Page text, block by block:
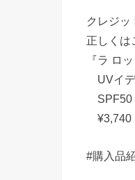
クレジッ
正しくは
『ラ ロ
UVイデ
SPF50
¥3,740
#購入品